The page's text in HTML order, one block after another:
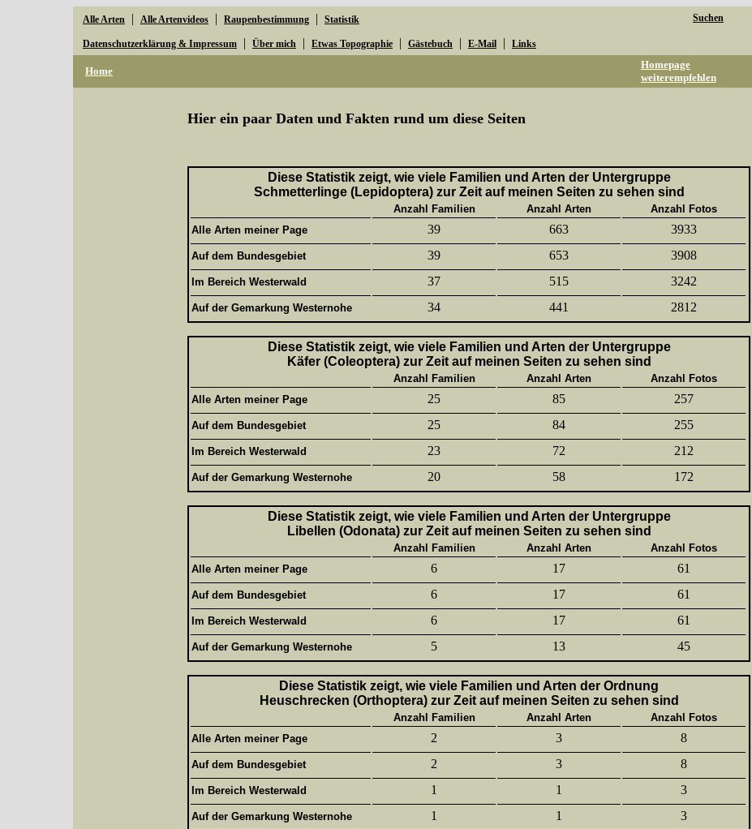
Alle Arten | Alle Artenvideos | Raupenbestimmung | Statistik Suchen
Datenschutzerklärung & Impressum | Über mich | Etwas Topographie | Gästebuch | E-Mail | Links
Home
Homepage
weiterempfehlen
Hier ein paar Daten und Fakten rund um diese Seiten
Diese Statistik zeigt, wie viele Familien und Arten der Untergruppe
Schmetterlinge (Lepidoptera) zur Zeit auf meinen Seiten zu sehen sind
Anzahl Familien Anzahl Arten
Anzahl Fotos
Alle Arten meiner Page
39 663 3933
Auf dem Bundesgebiet 39 653 3908
Im Bereich Westerwald 37 515 3242
Auf der Gemarkung Westernohe 34 441 2812
Diese Statistik zeigt, wie viele Familien und Arten der Untergruppe
Käfer (Coleoptera) zur Zeit auf meinen Seiten zu sehen sind
Anzahl Familien Anzahl Arten
Anzahl Fotos
Alle Arten meiner Page
25 85 257
Auf dem Bundesgebiet 25 84 255
Im Bereich Westerwald 23 72 212
Auf der Gemarkung Westernohe 20 58 172
Diese Statistik zeigt, wie viele Familien und Arten der Untergruppe
Libellen (Odonata) zur Zeit auf meinen Seiten zu sehen sind
Anzahl Familien Anzahl Arten
Anzahl Fotos
Alle Arten meiner Page
6 17 61
Auf dem Bundesgebiet 6 17 61
Im Bereich Westerwald 6 17 61
Auf der Gemarkung Westernohe 5 13 45
Diese Statistik zeigt, wie viele Familien und Arten der Ordnung
Heuschrecken (Orthoptera) zur Zeit auf meinen Seiten zu sehen sind
Anzahl Familien Anzahl Arten
Anzahl Fotos
Alle Arten meiner Page
2 3 8
Auf dem Bundesgebiet 2 3 8
Im Bereich Westerwald 1 1 3
Auf der Gemarkung Westernohe 1 1 3